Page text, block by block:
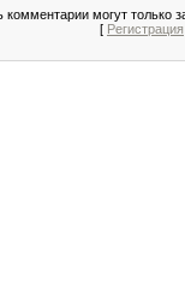
комментарии могут только
[ Регистрация